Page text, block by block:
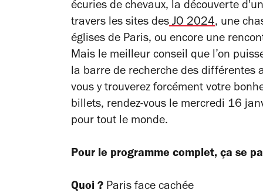
écuries de chevaux, la découverte
travers les sites desJO 2024, une
églises de Paris, ou encore une
Mais le meilleur conseil que l’on
la barre de recherche des différentes
vous y trouverez forcément votre
billets, rendez-vous le mercredi 16
pour tout le monde.
Pour le programme complet, ça se
Quoi ? Paris face cachée